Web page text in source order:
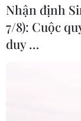
Nhận định
7/8): Cuộc
duy …